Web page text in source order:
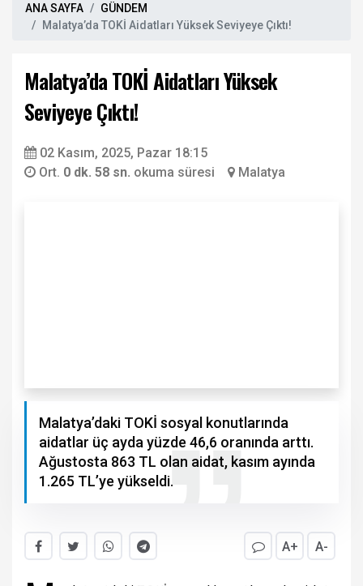
ANA SAYFA
GÜNDEM
Malatya’da TOKİ Aidatları Yüksek Seviyeye Çıktı!
Malatya’da TOKİ Aidatları Yüksek
Seviyeye Çıktı!
02 Kasım, 2025, Pazar 18:15
Ort. 0 dk. 58 sn. okuma süresi Malatya
Malatya’daki TOKİ sosyal konutlarında
aidatlar üç ayda yüzde 46,6 oranında arttı.
Ağustosta 863 TL olan aidat, kasım ayında
1.265 TL’ye yükseldi.
A+ A-